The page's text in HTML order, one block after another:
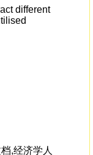
different
,经济学人